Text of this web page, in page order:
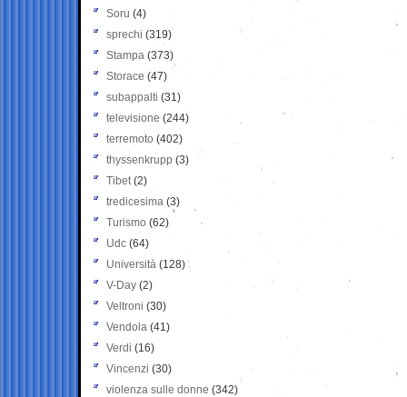
Soru (4)
sprechi (319)
Stampa (373)
Storace (47)
subappalti (31)
televisione(244)
terremoto (402)
thyssenkrupp (3)
Tibet(2)
tredicesima (3)
Turismo (62)
Udc (64)
Università (128)
V-Day (2)
Veltroni (30)
Vendola (41)
Verdi (16)
Vincenzi (30)
violenza sulle donne (342)